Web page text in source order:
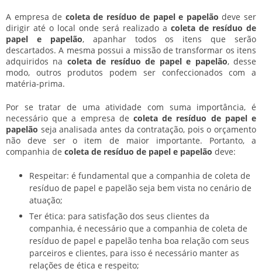
A empresa de coleta de resíduo de papel e papelão deve ser
dirigir até o local onde será realizado a coleta de resíduo de
papel e papelão, apanhar todos os itens que serão
descartados. A mesma possui a missão de transformar os itens
adquiridos na coleta de resíduo de papel e papelão, desse
modo, outros produtos podem ser confeccionados com a
matéria-prima.
Por se tratar de uma atividade com suma importância, é
necessário que a empresa de coleta de resíduo de papel e
papelão seja analisada antes da contratação, pois o orçamento
não deve ser o item de maior importante. Portanto, a
companhia de coleta de resíduo de papel e papelão deve:
Respeitar: é fundamental que a companhia de coleta de
resíduo de papel e papelão seja bem vista no cenário de
atuação;
Ter ética: para satisfação dos seus clientes da
companhia, é necessário que a companhia de coleta de
resíduo de papel e papelão tenha boa relação com seus
parceiros e clientes, para isso é necessário manter as
relações de ética e respeito;